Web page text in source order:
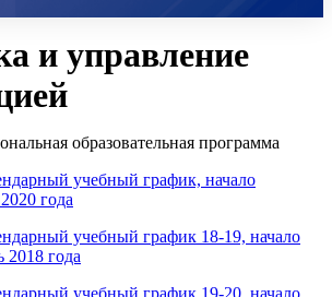
и управление
образовательная программа
учебный график, начало
года
учебный график 18-19, начало
2018 года